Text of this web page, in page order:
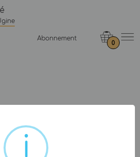
Abonnement
0